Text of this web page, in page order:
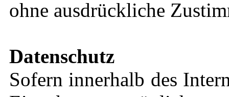
ohne ausdrückliche
Datenschutz
Sofern innerhalb des